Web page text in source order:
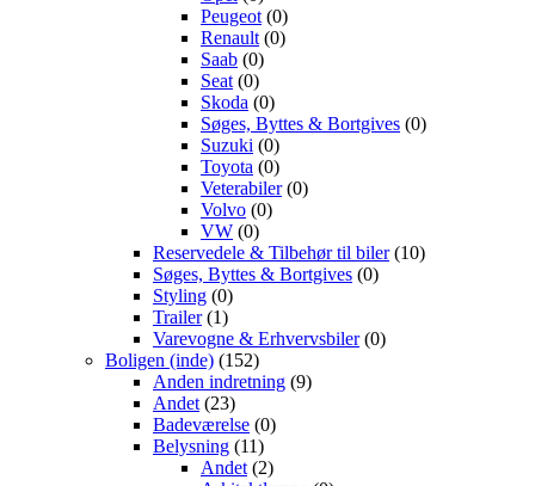
Peugeot (0)
Renault (0)
Saab (0)
Seat (0)
Skoda (0)
Søges, Byttes & Bortgives (0)
Suzuki (0)
Toyota (0)
Veterabiler(0)
Volvo (0)
VW (0)
Reservedele & Tilbehør til biler(10)
Søges, Byttes & Bortgives (0)
Styling (0)
Trailer(1)
Varevogne & Erhvervsbiler(0)
Boligen (inde) (152)
Anden indretning (9)
Andet (23)
Badeværelse (0)
Belysning (11)
Andet (2)